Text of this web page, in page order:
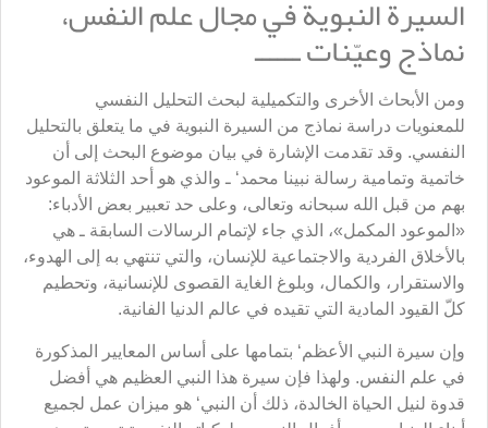
السيرة النبوية في مجال علم النفس،
نماذج وعيّنات ــــــ
ومن الأبحاث الأخرى والتكميلية لبحث التحليل النفسي
للمعنويات دراسة نماذج من السيرة النبوية في ما يتعلق بالتحليل
النفسي. وقد تقدمت الإشارة في بيان موضوع البحث إلى أن
خاتمية وتمامية رسالة نبينا محمد‘ ـ والذي هو أحد الثلاثة الموعود
بهم من قبل الله سبحانه وتعالى، وعلى حد تعبير بعض الأدباء:
«الموعود المكمل»، الذي جاء لإتمام الرسالات السابقة ـ هي
بالأخلاق الفردية والاجتماعية للإنسان، والتي تنتهي به إلى الهدوء،
والاستقرار، والكمال، وبلوغ الغاية القصوى للإنسانية، وتحطيم
كلّ القيود المادية التي تقيده في عالم الدنيا الفانية.
وإن سيرة النبي الأعظم‘ بتمامها على أساس المعايير المذكورة
في علم النفس. ولهذا فإن سيرة هذا النبي العظيم هي أفضل
قدوة لنيل الحياة الخالدة، ذلك أن النبي‘ هو ميزان عمل لجميع